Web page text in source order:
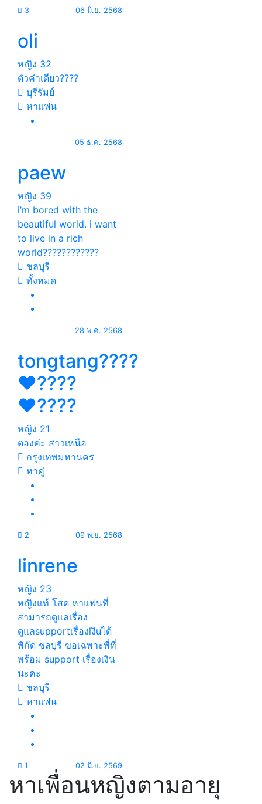
3 06 มิ.ย. 2568
oli
หญิง 32
ตัวคำเดียว????
บุรีรัมย์
หาแฟน
05 ธ.ค. 2568
paew
หญิง 39
i’m bored with the
beautiful world. i want
to live in a rich
world????????????
ชลบุรี
ทั้งหมด
28 พ.ค. 2568
tongtang????
❤️‍????
❤️‍????
หญิง 21
ตองค่ะ สาวเหนือ
กรุงเทพมหานคร
หาคู่
2 09 พ.ย. 2568
linrene
หญิง 23
หญิงแท้ โสด หาแฟนที่
สามารถดูแลเรื่อง
ดูแลsupportเรื่องlงิuได้
พิกัด ชลบุรี ขอเฉพาะพี่ที่
พร้อม support เรื่องเงิน
นะคะ
ชลบุรี
หาแฟน
1 02 มิ.ย. 2569
หาเพื่อนหญิงตามอายุ